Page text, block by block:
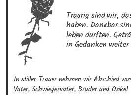
Traurig sind wir,
haben. Dankbar
leben durften.
in Gedanken
In stiller Trauer nehmen wir Abschied
Vater, Schwiegervater, Bruder und Onkel